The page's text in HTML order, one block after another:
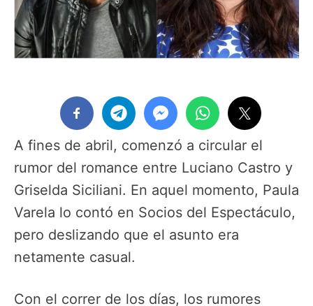
A fines de abril, comenzó a circular el
rumor del romance entre Luciano Castro y
Griselda Siciliani. En aquel momento, Paula
Varela lo contó en Socios del Espectáculo,
pero deslizando que el asunto era
netamente casual.
Con el correr de los días, los rumores